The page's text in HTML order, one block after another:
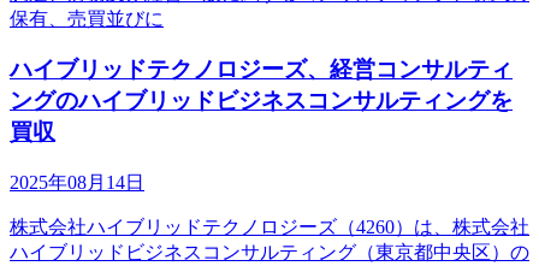
保有、売買並びに
ハイブリッドテクノロジーズ、経営コンサルティ
ングのハイブリッドビジネスコンサルティングを
買収
2025年08月14日
株式会社ハイブリッドテクノロジーズ（4260）は、株式会社
ハイブリッドビジネスコンサルティング（東京都中央区）の